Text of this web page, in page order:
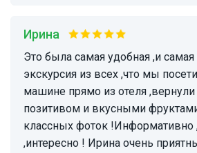
Ирина
Это была самая удобная ,и самая лёгкая
экскурсия из всех ,что мы
машине прямо из отеля
позитивом и вкусными
классных фоток !Информативно
,интересно ! Ирина очень